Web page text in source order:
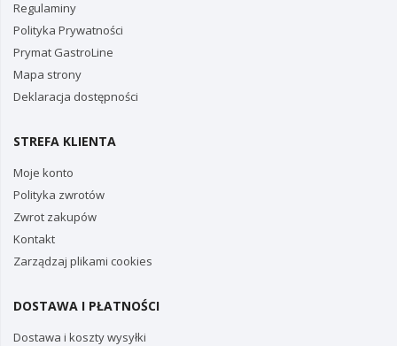
Regulaminy
Polityka Prywatności
Prymat GastroLine
Mapa strony
Deklaracja dostępności
STREFA KLIENTA
Moje konto
Polityka zwrotów
Zwrot zakupów
Kontakt
Zarządzaj plikami cookies
DOSTAWA I PŁATNOŚCI
Dostawa i koszty wysyłki